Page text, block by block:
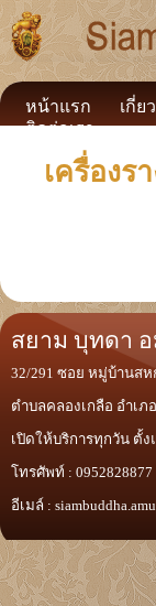
หน้าแรก เกี่ย
ติดต่อเรา
เครื่องร
สยาม บุทดา อ
32/291 ซอย หมู่บ้านส
ตำบลคลองเกลือ อำเภ
เปิดให้บริการทุกวัน ตั้ง
โทรศัพท์ : 0952828877
อีเมล์ :